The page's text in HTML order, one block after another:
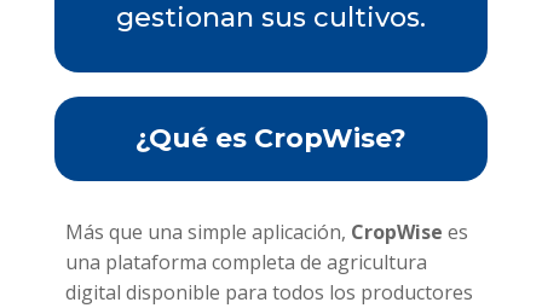
gestionan sus cultivos.
¿Qué es CropWise?
Más que una simple aplicación, CropWise es
una plataforma completa de agricultura
digital disponible para todos los productores